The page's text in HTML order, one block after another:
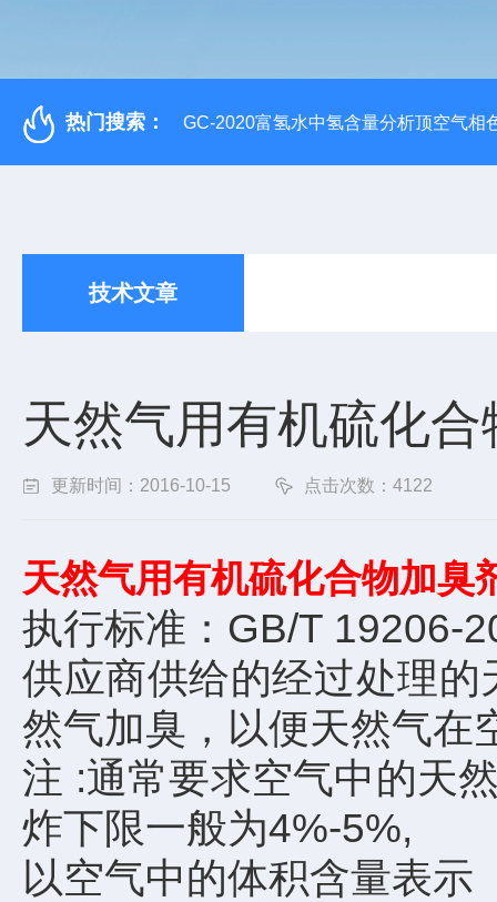
热门搜索： GC-2020富氢水中氢含量分析顶空气相
技术文章
天然气用有机硫化
更新时间：2016-10-15 点击次数：4122
天然气用有机硫化合物加臭
执行标准：GB/T 19206-
供应商供给的经过处理
然气加臭，以便天然气在
注 :通常要求空气中的天
炸下限一般为4%-5%,
以空气中的体积含量表示